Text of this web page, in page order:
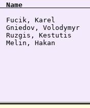
Name
Fucik, Karel
Gniedov, Volodymyr
Ruzgis, Kestutis
Melin, Hakan